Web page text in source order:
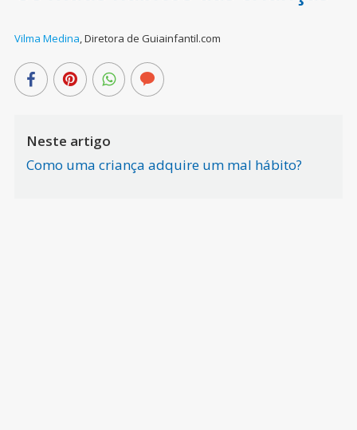
Vilma Medina,Diretora de Guiainfantil.com
Neste artigo
Como uma criança adquire um mal hábito?